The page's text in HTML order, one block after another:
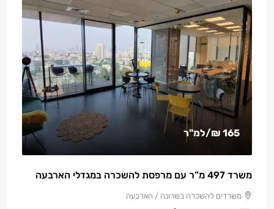
165 ₪ /למ"ר
משרד 497 מ”ר עם מרפסת להשכרה במגדלי הארבעה
משרדים להשכרה בשרונה / הארבעה